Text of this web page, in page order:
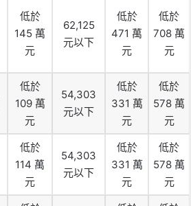
低於
145 萬
元
62,125
元以下
低於
471 萬
元
低於
708 萬
元
低於
109 萬
元
54,303
元以下
低於
331 萬
元
低於
578 萬
元
低於
114 萬
元
54,303
元以下
低於
331 萬
元
低於
578 萬
元